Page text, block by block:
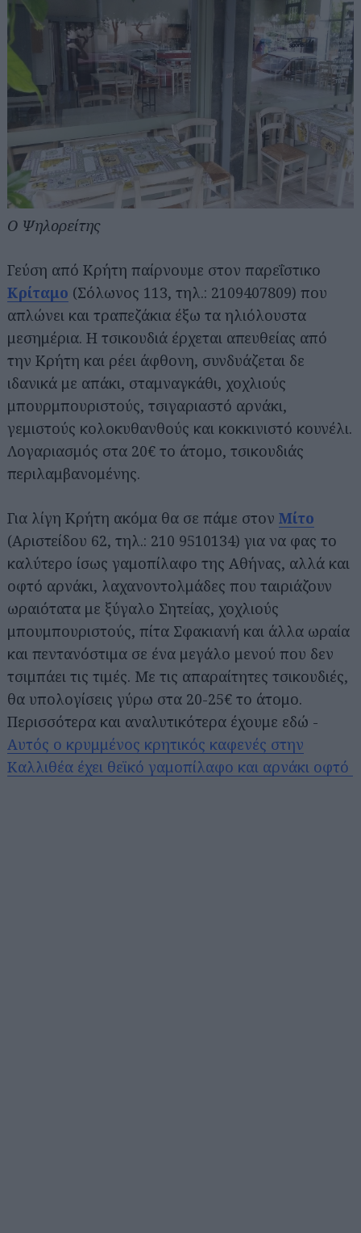
Ο Ψηλορείτης
Γεύση από Κρήτη παίρνουμε στον παρεΐστικο
Κρίταμο (Σόλωνος 113, τηλ.: 2109407809) που
απλώνει και τραπεζάκια έξω τα ηλιόλουστα
μεσημέρια. Η τσικουδιά έρχεται απευθείας από
την Κρήτη και ρέει άφθονη, συνδυάζεται δε
ιδανικά με απάκι, σταμναγκάθι, χοχλιούς
μπουρμπουριστούς, τσιγαριαστό αρνάκι,
γεμιστούς κολοκυθανθούς και κοκκινιστό κουνέλι.
Λογαριασμός στα 20€ το άτομο, τσικουδιάς
περιλαμβανομένης.
Για λίγη Κρήτη ακόμα θα σε πάμε στον Μίτο
(Αριστείδου 62, τηλ.: 210 9510134) για να φας το
καλύτερο ίσως γαμοπίλαφο της Αθήνας, αλλά και
οφτό αρνάκι, λαχανοντολμάδες που ταιριάζουν
ωραιότατα με ξύγαλο Σητείας, χοχλιούς
μπουμπουριστούς, πίτα Σφακιανή και άλλα ωραία
και πεντανόστιμα σε ένα μεγάλο μενού που δεν
τσιμπάει τις τιμές. Με τις απαραίτητες τσικουδιές,
θα υπολογίσεις γύρω στα 20-25€ το άτομο.
Περισσότερα και αναλυτικότερα έχουμε εδώ -
Αυτός ο κρυμμένος κρητικός καφενές στην
Καλλιθέα έχει θεϊκό γαμοπίλαφο και αρνάκι οφτό